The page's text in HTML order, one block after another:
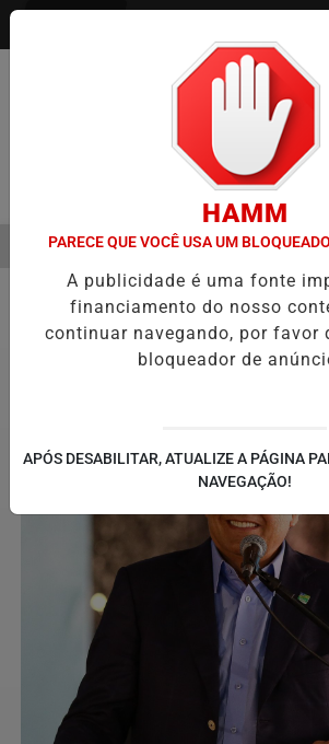
Pesquisar Notícia
É A VIRADA DO VAREJO ÓPTICO EM
EM ALTA
Política
HAMM
PARECE QUE VOCÊ USA UM
A publicidade é uma fonte
financiamento do nosso
continuar navegando, por favor
bloqueador de
APÓS DESABILITAR, ATUALIZE A PÁGINA
NAVEGAÇÃO!